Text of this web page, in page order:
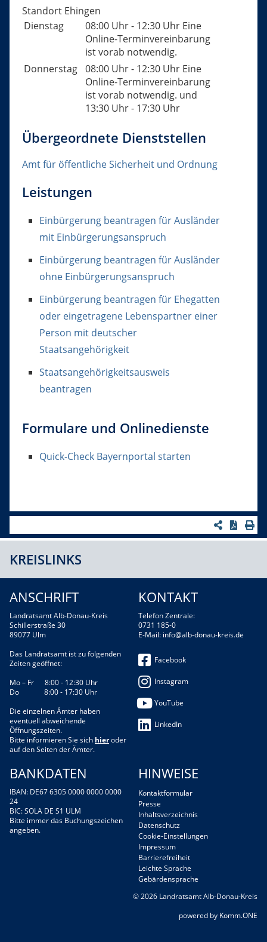
Standort Ehingen
Dienstag
08:00 Uhr- 12:30 Uhr Eine
Online-Terminvereinbarung
ist vorab notwendig.
Donnerstag
08:00 Uhr- 12:30 Uhr Eine
Online-Terminvereinbarung
ist vorab notwendig. und
13:30 Uhr- 17:30 Uhr
Übergeordnete Dienststellen
Amt für öffentliche Sicherheit und Ordnung
Leistungen
Einbürgerung beantragen für Ausländer
mit Einbürgerungsanspruch
Einbürgerung beantragen für Ausländer
ohne Einbürgerungsanspruch
Einbürgerung beantragen für Ehegatten
oder eingetragene Lebenspartner einer
Person mit deutscher
Staatsangehörigkeit
Staatsangehörigkeitsausweis
beantragen
Formulare und Onlinedienste
Quick-Check Bayernportal starten
KREISLINKS
ANSCHRIFT
Landratsamt Alb-Donau-Kreis
Schillerstraße 30
89077 Ulm
Das Landratsamt ist zu folgenden
Zeiten geöffnet:
Mo – Fr 8:00 - 12:30 Uhr
Do 8:00 - 17:30 Uhr
Die einzelnen Ämter haben
eventuell abweichende
Öffnungszeiten.
Bitte informieren Sie sich hieroder
auf den Seiten der Ämter.
KONTAKT
Telefon Zentrale:
0731 185-0
E-Mail: info@alb-donau-kreis.de
Facebook
Instagram
YouTube
LinkedIn
BANKDATEN
IBAN: DE67 6305 0000 0000 0000
24
BIC: SOLA DE S1 ULM
Bitte immer das Buchungszeichen
angeben.
HINWEISE
Kontaktformular
Presse
Inhaltsverzeichnis
Datenschutz
Cookie-Einstellungen
Impressum
Barrierefreiheit
Leichte Sprache
Gebärdensprache
© 2026 Landratsamt Alb-Donau-Kreis
powered by Komm.ONE